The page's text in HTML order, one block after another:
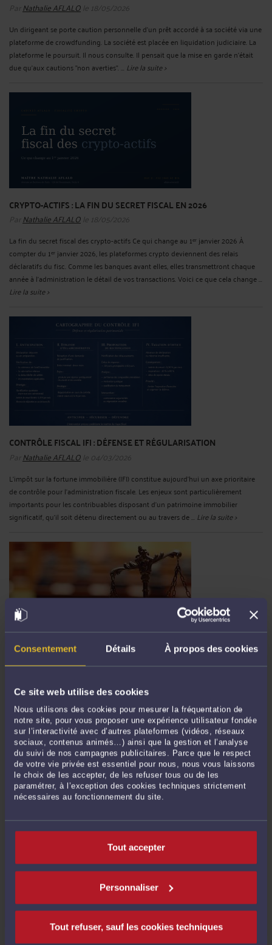
Consentement Détails À propos des cookies
Ce site web utilise des cookies
Nous utilisons des cookies pour mesurer la fréquentation de
notre site, pour vous proposer une expérience utilisateur fondée
sur l’interactivité avec d’autres plateformes (vidéos, réseaux
sociaux, contenus animés…) ainsi que la gestion et l’analyse
du suivi de nos campagnes publicitaires. Parce que le respect
de votre vie privée est essentiel pour nous, nous vous laissons
le choix de les accepter, de les refuser tous ou de les
paramétrer, à l’exception des cookies techniques strictement
nécessaires au fonctionnement du site.
Tout accepter
Personnaliser
Tout refuser, sauf les cookies techniques
Par Nathalie AFLALO le 18/05/2026
Un dirigeant se porte caution personnelle d'un prêt accordé à sa société via une
plateforme de crowdfunding. La société est placée en liquidation judiciaire. La
plateforme le poursuit. Il nous consulte. Il pensait que la mise en garde n'était
due qu'aux cautions "non averties". ... Lire la suite >
CRYPTO-ACTIFS : LA FIN DU SECRET FISCAL EN 2026
Par Nathalie AFLALO le 18/05/2026
La fin du secret fiscal des crypto-actifs Ce qui change au 1ᵉʳ janvier 2026 À
compter du 1ᵉʳ janvier 2026, les plateformes crypto deviennent des relais
déclaratifs du fisc. Comme les banques avant elles, elles transmettront chaque
année à l'administration le détail de vos transactions. Voici ce que cela change ...
Lire la suite >
CONTRÔLE FISCAL IFI : DÉFENSE ET RÉGULARISATION
Par Nathalie AFLALO le 04/03/2026
L’impôt sur la fortune immobilière (IFI) constitue aujourd’hui un axe prioritaire
de contrôle pour l’administration fiscale. Les enjeux sont particulièrement
importants pour les contribuables disposant d’un patrimoine immobilier
significatif, qu’il soit détenu directement ou au travers de ... Lire la suite >
FRAUDE FISCALE : CONTRÔLE FISCAL, ENQUÊTE PÉNALE ET
ParNathalie AFLALOle 04/03/2026 - 1 commentaire
La fraude fiscale constitue aujourd’hui l’un des contentieux les plus sensibles du
droit fiscal. Un contrôle fiscal peut, dans certaines situations, conduire à
l’ouverture d’une enquête pénale pour fraude fiscale. Cette évolution expose le
contribuable ou le dirigeant d’entreprise à des ...Lire la suite >
GUIDE FISCAL PRATIQUE – LES TYPES DE CONTRÔLES FISCAUX ET
LEURS GARANTIES
Nathalie AFLALOle 28/01/2026